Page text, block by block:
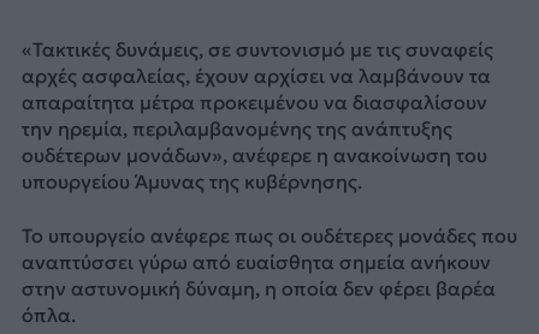
«Τακτικές δυνάμεις, σε συντονισμό με τις συναφείς
αρχές ασφαλείας, έχουν αρχίσει να λαμβάνουν τα
απαραίτητα μέτρα προκειμένου να διασφαλίσουν
την ηρεμία, περιλαμβανομένης της ανάπτυξης
ουδέτερων μονάδων», ανέφερε η ανακοίνωση του
υπουργείου Άμυνας της κυβέρνησης.
Το υπουργείο ανέφερε πως οι ουδέτερες μονάδες που
αναπτύσσει γύρω από ευαίσθητα σημεία ανήκουν
στην αστυνομική δύναμη, η οποία δεν φέρει βαρέα
όπλα.